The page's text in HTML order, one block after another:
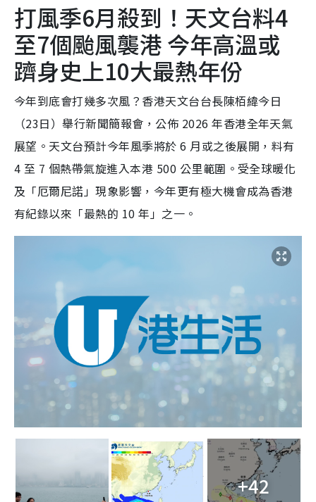
打風季6月殺到！天文台料4
至7個颱風襲港 今年高溫或
躋身史上10大最熱年份
今年到底會打幾多次風？香港天文台台長陳栢緯今日
（23日）舉行新聞簡報會，公佈 2026 年香港全年天氣
展望。天文台預計今年風季將於 6 月或之後展開，料有
4 至 7 個熱帶氣旋進入本港 500 公里範圍。受全球暖化
及「厄爾尼諾」現象影響，今年更有極大機會成為香港
有紀錄以來「最熱的 10 年」之一。
+42